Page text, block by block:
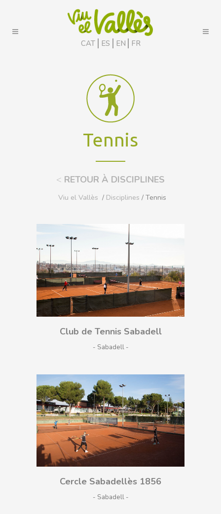
CAT ES EN FR
Tennis
< RETOUR À DISCIPLINES
Viu el Vallès / Disciplines / Tennis
Club de Tennis Sabadell
- Sabadell
Cercle Sabadellès 1856
- Sabadell